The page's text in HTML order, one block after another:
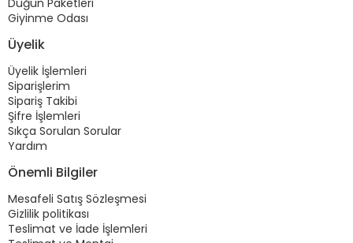
Giyinme Odası
Üyelik
Üyelik İşlemleri
Siparişlerim
Sipariş Takibi
Şifre İşlemleri
Sıkça Sorulan Sorular
Yardım
Önemli Bilgiler
Mesafeli Satış Sözleşmesi
Gizlilik politikası
Teslimat ve İade İşlemleri